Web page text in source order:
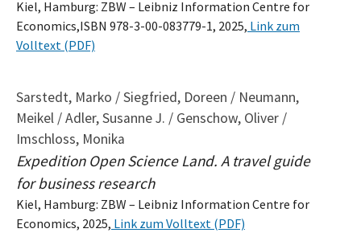
Kiel, Hamburg: ZBW – Leibniz Information Centre for
Economics,ISBN 978-3-00-083779-1, 2025, Link zum
Volltext (PDF)
Sarstedt, Marko / Siegfried, Doreen / Neumann,
Meikel / Adler, Susanne J. / Genschow, Oliver /
Imschloss, Monika
Expedition Open Science Land. A travel guide
for business research
Kiel, Hamburg: ZBW – Leibniz Information Centre for
Economics, 2025, Link zum Volltext (PDF)